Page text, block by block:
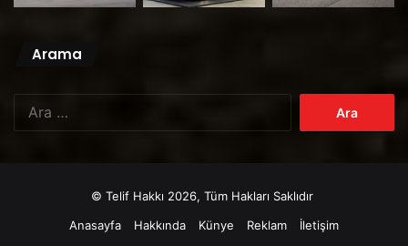
Arama
© Telif Hakkı 2026, Tüm Hakları Saklıdır
Anasayfa
Hakkında Künye Reklam İletişim